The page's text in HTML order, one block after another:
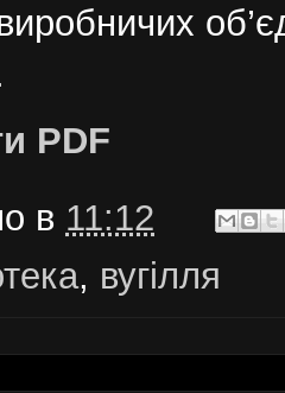
PDF
в 11:12
, вугілля